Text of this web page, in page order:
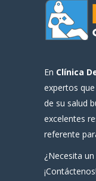
En Clínica
expertos
de su salud
excelentes
referente
¿Necesita un
¡Contáctenos!